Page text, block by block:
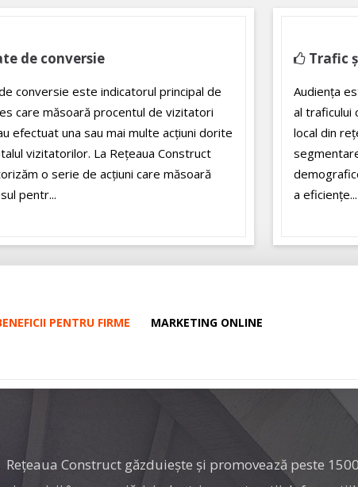
de conversie
conversie este indicatorul principal de
care măsoară procentul de vizitatori
efectuat una sau mai multe acțiuni dorite
vizitatorilor. La Rețeaua Construct
o serie de acțiuni care măsoară
pentr...
Trafic
Audiența
al traficului
local din
a eficiențe...
PENTRU FIRME MARKETING ONLINE
Rețeaua Construct găzduiește și promovează peste